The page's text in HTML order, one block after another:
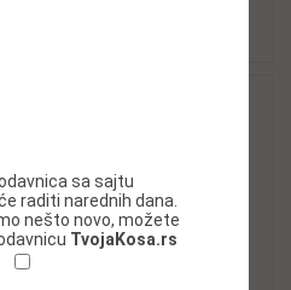
sa sajtu
raditi narednih dana.
nešto novo, možete
TvojaKosa.rs